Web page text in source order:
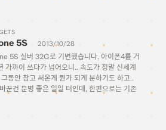
5S
2013/10/28
5S 실버 32G로 기변했습니다. 아이폰4를 거
가까이 쓰다가 넘어오니.. 속도가 정말 신세계
그동안 참고 써온게 뭔가 되게 분하기도 하고..
꾼건 분명 좋은 일일 터인데, 한편으로는 기존